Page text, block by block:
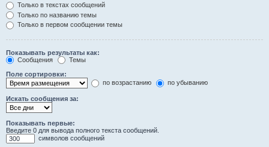
Только в текстах сообщений
Только по названию темы
Только в первом сообщении темы
Показывать результаты как:
Сообщения
Темы
Поле сортировки:
по возрастанию
по убыванию
Искать сообщения за:
Показывать первые:
Введите 0 для вывода полного текста сообщений.
символов сообщений